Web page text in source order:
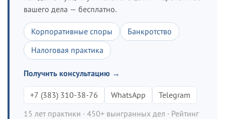
вашего дела — бесплатно.
Корпоративные споры
Банкротство
Налоговая практика
Получить консультацию →
+7 (383) 310-38-76 WhatsApp
Telegram
15 лет практики · 450+ выигранных дел · Рейтинг